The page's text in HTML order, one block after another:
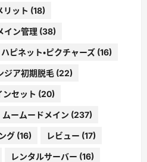
リット (18)
イン管理 (38)
ハピネット・ピクチャーズ (16)
ジア初期脱毛 (22)
ンセット (20)
ムームードメイン (237)
グ (16) レビュー (17)
レンタルサーバー (16)